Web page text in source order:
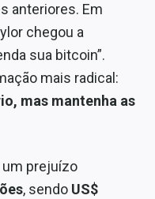
anteriores. Em
chegou a
sua bitcoin”.
mais radical:
mas mantenha as
um prejuízo
, sendo US$